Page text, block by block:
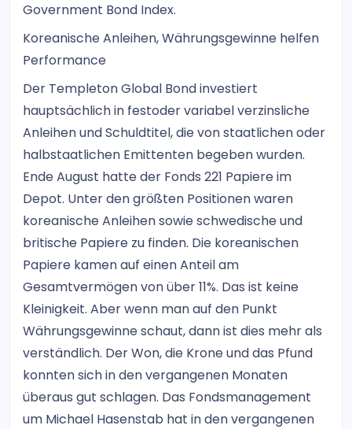
Government Bond Index.
Koreanische Anleihen, Währungsgewinne helfen
Performance
Der Templeton Global Bond investiert
hauptsächlich in festoder variabel verzinsliche
Anleihen und Schuldtitel, die von staatlichen oder
halbstaatlichen Emittenten begeben wurden.
Ende August hatte der Fonds 221 Papiere im
Depot. Unter den größten Positionen waren
koreanische Anleihen sowie schwedische und
britische Papiere zu finden. Die koreanischen
Papiere kamen auf einen Anteil am
Gesamtvermögen von über 11%. Das ist keine
Kleinigkeit. Aber wenn man auf den Punkt
Währungsgewinne schaut, dann ist dies mehr als
verständlich. Der Won, die Krone und das Pfund
konnten sich in den vergangenen Monaten
überaus gut schlagen. Das Fondsmanagement
um Michael Hasenstab hat in den vergangenen